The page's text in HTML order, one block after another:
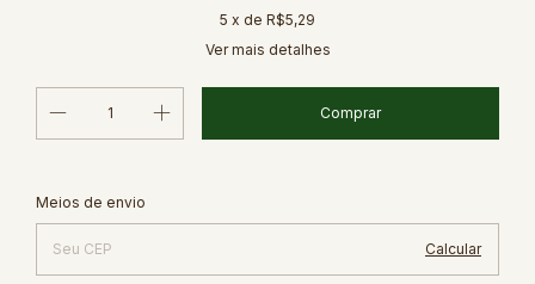
5 x de R$5,29
Ver mais detalhes
Entregas para o CEP:
Meios de envio
Calcular